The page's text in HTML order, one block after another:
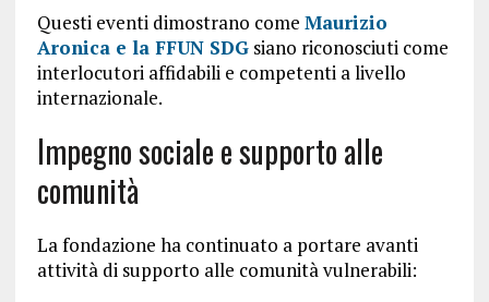
Questi eventi dimostrano come Maurizio
Aronica e la FFUN SDGsiano riconosciuti come
interlocutori affidabili e competenti a livello
internazionale.
Impegno sociale e supporto alle
comunità
La fondazione ha continuato a portare avanti
attività di supporto alle comunità vulnerabili: